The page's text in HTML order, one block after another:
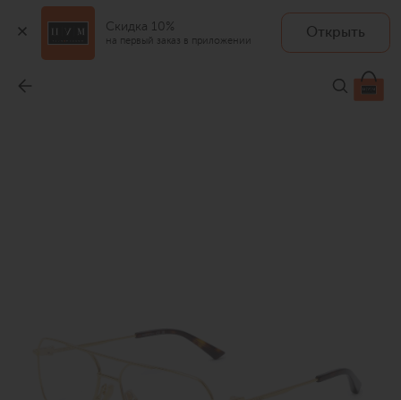
Скидка 10%
на первый заказ в приложении
Открыть